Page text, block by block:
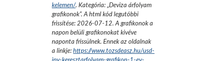
kelemen/. Kategória: „Deviza árfolyam
grafikonok”.A html kód legutóbbi
frissítése: 2026-07-12. A grafikonok a
napon belüli grafikonokat kivéve
naponta frissülnek. Ennek az oldalnak
a linkje: https://www.tozsdeasz.hu/usd-